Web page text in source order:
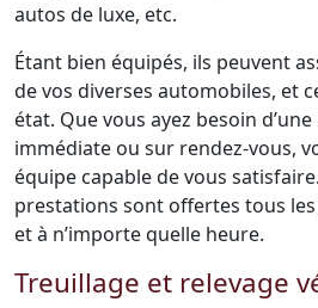
autos de luxe, etc.
Étant bien équipés, ils peuvent
de vos diverses automobiles, et
état. Que vous ayez besoin
immédiate ou sur rendez-vous,
équipe capable de vous
prestations sont offertes tous
et à n’importe quelle heure.
Treuillage et relevage